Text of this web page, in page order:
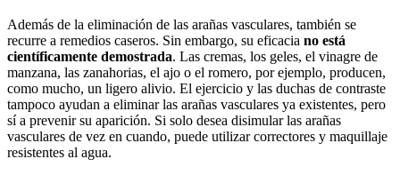
Además de la eliminación de las arañas vasculares, también se
recurre a remedios caseros. Sin embargo, su eficacia no está
científicamente demostrada. Las cremas, los geles, el vinagre de
manzana, las zanahorias, el ajo o el romero, por ejemplo, producen,
como mucho, un ligero alivio. El ejercicio y las duchas de contraste
tampoco ayudan a eliminar las arañas vasculares ya existentes, pero
sí a prevenir su aparición. Si solo desea disimular las arañas
vasculares de vez en cuando, puede utilizar correctores y maquillaje
resistentes al agua.